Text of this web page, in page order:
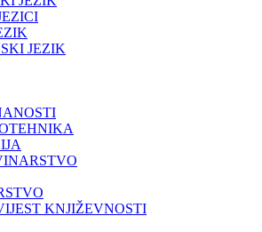
JEZIK
KNJIŽEVNOSTI